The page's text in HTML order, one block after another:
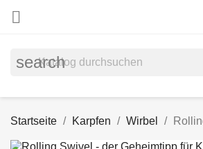

search
Startseite Karpfen Wirbel